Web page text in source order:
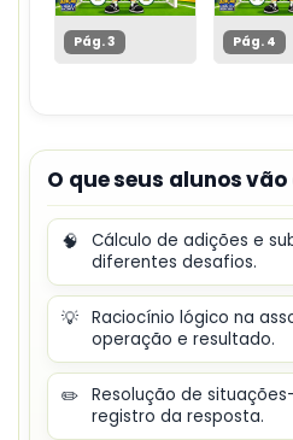
Pág. 3 Pág. 4
O que seus alunos
🧠
Cálculo de adições e
diferentes desafios.
💡 Raciocínio lógico na
operação e resultado.
✏️ Resolução de
registro da resposta.